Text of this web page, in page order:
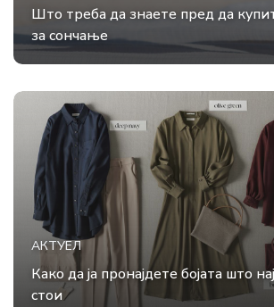
Што треба да знаете пред да
за сончање
АКТУЕЛ
Како да ја пронајдете бојата што
стои